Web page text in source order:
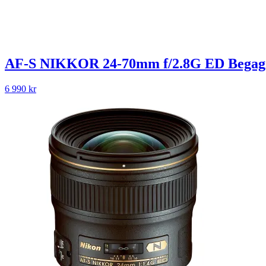
AF-S NIKKOR 24-70mm f/2.8G ED
6 990 kr